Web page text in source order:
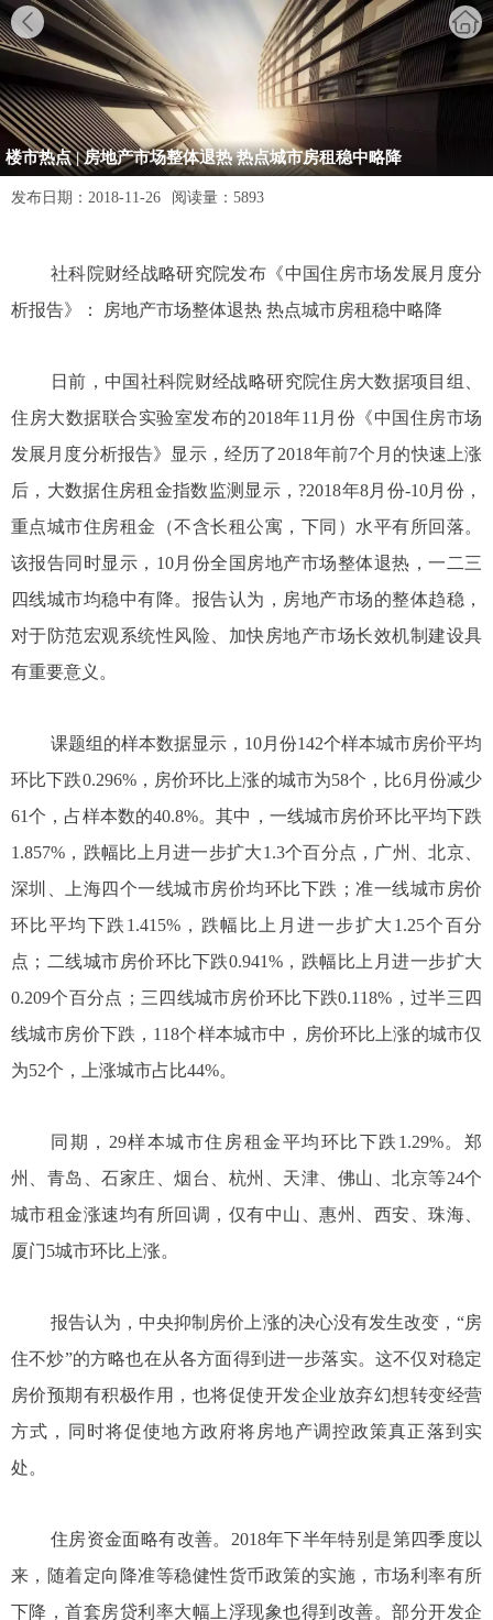
楼市热点 | 房地产市场整体退热 热点城市房租稳中略降
发布日期： 2018-11-26 阅读量： 5893
社科院财经战略研究院发布《中国住房市场发展月度分
析报告》： 房地产市场整体退热 热点城市房租稳中略降
日前，中国社科院财经战略研究院住房大数据项目组、
住房大数据联合实验室发布的2018年11月份《中国住房市场
发展月度分析报告》显示，经历了2018年前7个月的快速上涨
后，大数据住房租金指数监测显示，?2018年8月份-10月份，
重点城市住房租金（不含长租公寓，下同）水平有所回落。
该报告同时显示，10月份全国房地产市场整体退热，一二三
四线城市均稳中有降。报告认为，房地产市场的整体趋稳，
对于防范宏观系统性风险、加快房地产市场长效机制建设具
有重要意义。
课题组的样本数据显示，10月份142个样本城市房价平均
环比下跌0.296%，房价环比上涨的城市为58个，比6月份减少
61个，占样本数的40.8%。其中，一线城市房价环比平均下跌
1.857%，跌幅比上月进一步扩大1.3个百分点，广州、北京、
深圳、上海四个一线城市房价均环比下跌；准一线城市房价
环比平均下跌1.415%，跌幅比上月进一步扩大1.25个百分
点；二线城市房价环比下跌0.941%，跌幅比上月进一步扩大
0.209个百分点；三四线城市房价环比下跌0.118%，过半三四
线城市房价下跌，118个样本城市中，房价环比上涨的城市仅
为52个，上涨城市占比44%。
同期，29样本城市住房租金平均环比下跌1.29%。郑
州、青岛、石家庄、烟台、杭州、天津、佛山、北京等24个
城市租金涨速均有所回调，仅有中山、惠州、西安、珠海、
厦门5城市环比上涨。
报告认为，中央抑制房价上涨的决心没有发生改变，“房
住不炒”的方略也在从各方面得到进一步落实。这不仅对稳定
房价预期有积极作用，也将促使开发企业放弃幻想转变经营
方式，同时将促使地方政府将房地产调控政策真正落到实
处。
住房资金面略有改善。2018年下半年特别是第四季度以
来，随着定向降准等稳健性货币政策的实施，市场利率有所
下降，首套房贷利率大幅上浮现象也得到改善。部分开发企